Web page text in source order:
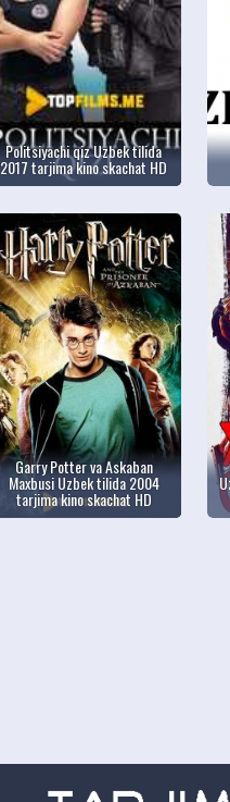
Politsiyachi qiz Uzbek tilida
2017 tarjima kino skachat HD
Garry Potter va Askaban
Maxbusi Uzbek tilida 2004
tarjima kino skachat HD